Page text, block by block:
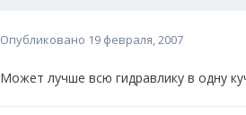
Опубликовано 19 февраля, 2007
Может лучше всю гидравлику в одну